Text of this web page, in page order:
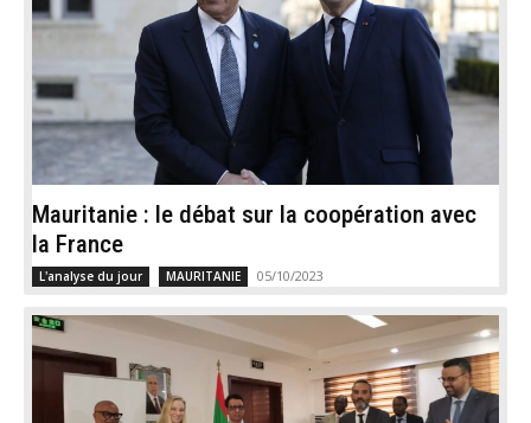
Mauritanie : le débat sur la coopération avec
la France
L'analyse du jour MAURITANIE 05/10/2023